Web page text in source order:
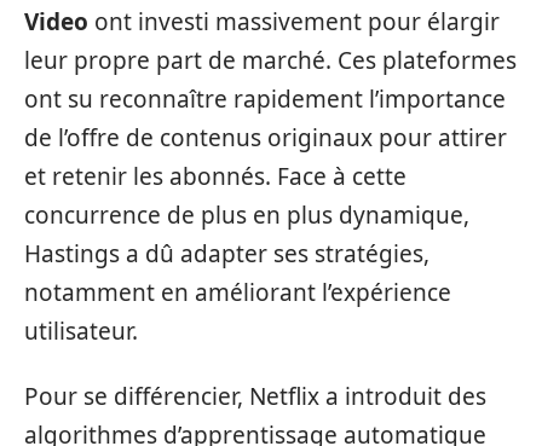
Video ont investi massivement pour élargir
leur propre part de marché. Ces plateformes
ont su reconnaître rapidement l’importance
de l’offre de contenus originaux pour attirer
et retenir les abonnés. Face à cette
concurrence de plus en plus dynamique,
Hastings a dû adapter ses stratégies,
notamment en améliorant l’expérience
utilisateur.
Pour se différencier, Netflix a introduit des
algorithmes d’apprentissage automatique